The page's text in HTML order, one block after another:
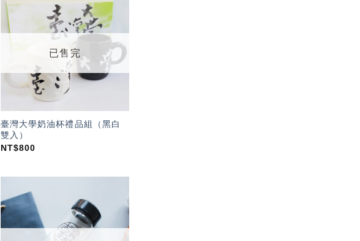
加入
「願
望輕
單」
已售完
臺灣大學奶油杯禮品組（黑白
雙入）
NT$800
望輕